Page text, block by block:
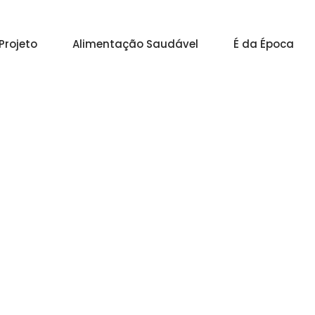
Alimentação Saudável É da Época